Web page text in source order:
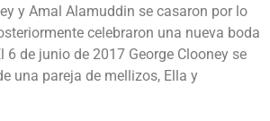
y Amal Alamuddin se casaron por lo
celebraron una nueva boda
6 de junio de 2017 George Clooney se
una pareja de mellizos, Ella y